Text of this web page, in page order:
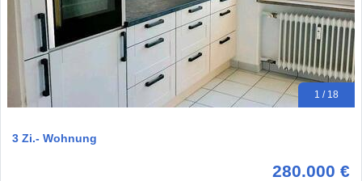
1 / 18
3 Zi.- Wohnung
280.000 €